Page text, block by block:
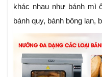
khác nhau như bánh mì
bánh quy, bánh bông lan,